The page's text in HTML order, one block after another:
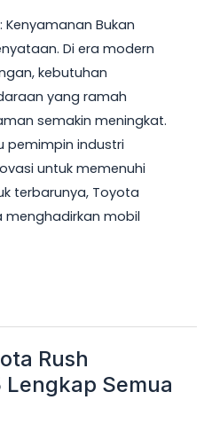
Kenyamanan Bukan
Di era modern
kebutuhan
yang ramah
semakin meningkat.
pemimpin industri
untuk memenuhi
terbarunya, Toyota
menghadirkan mobil
Rush
Semua